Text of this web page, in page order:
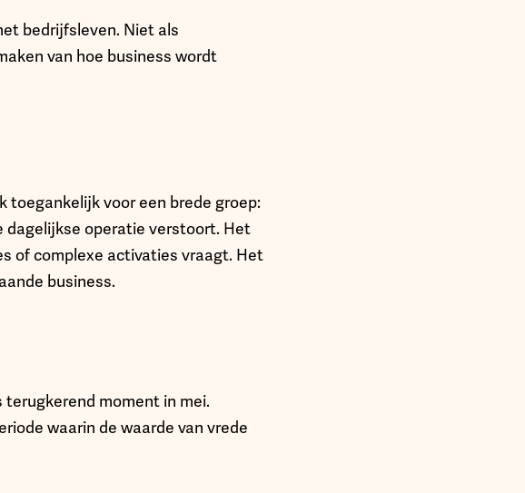
bedrijfsleven. Niet als
van hoe business wordt
toegankelijk voor een brede groep:
dagelijkse operatie verstoort. Het
of complexe activaties vraagt. Het
business.
terugkerend moment in mei.
waarin de waarde van vrede